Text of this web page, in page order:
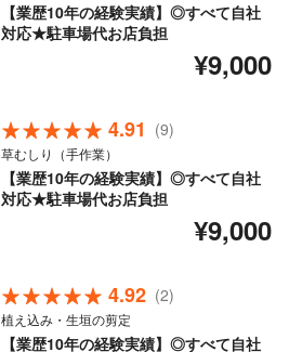
【業歴10年の経験実績】◎すべて自社
対応★駐車場代お店負担
¥9,000
4.91 (9)
草むしり（手作業）
【業歴10年の経験実績】◎すべて自社
対応★駐車場代お店負担
¥9,000
4.92 (2)
植え込み・生垣の剪定
【業歴10年の経験実績】◎すべて自社